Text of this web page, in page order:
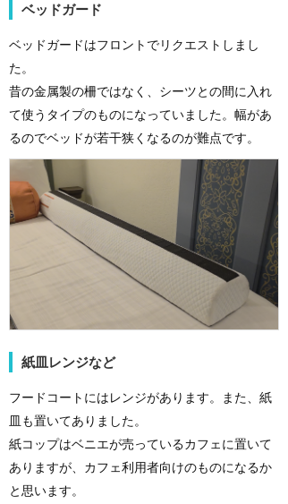
ベッドガード
ベッドガードはフロントでリクエストしまし
た。
昔の金属製の柵ではなく、シーツとの間に入れ
て使うタイプのものになっていました。幅があ
るのでベッドが若干狭くなるのが難点です。
紙皿レンジなど
フードコートにはレンジがあります。また、紙
皿も置いてありました。
紙コップはベニエが売っているカフェに置いて
ありますが、カフェ利用者向けのものになるか
と思います。